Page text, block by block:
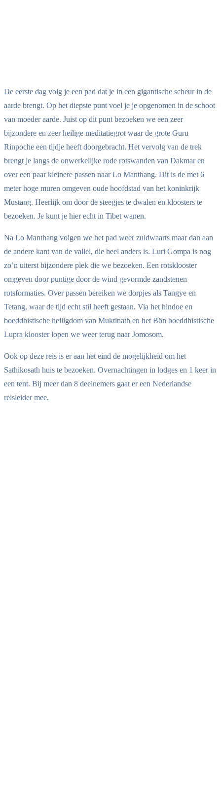
De eerste dag volg je een pad dat je in een gigantische scheur in de
aarde brengt. Op het diepste punt voel je je opgenomen in de schoot
van moeder aarde. Juist op dit punt bezoeken we een zeer
bijzondere en zeer heilige meditatiegrot waar de grote Guru
Rinpoche een tijdje heeft doorgebracht. Het vervolg van de trek
brengt je langs de onwerkelijke rode rotswanden van Dakmar en
over een paar kleinere passen naar Lo Manthang. Dit is de met 6
meter hoge muren omgeven oude hoofdstad van het koninkrijk
Mustang. Heerlijk om door de steegjes te dwalen en kloosters te
bezoeken. Je kunt je hier echt in Tibet wanen.
Na Lo Manthang volgen we het pad weer zuidwaarts maar dan aan
de andere kant van de vallei, die heel anders is. Luri Gompa is nog
zo’n uiterst bijzondere plek die we bezoeken. Een rotsklooster
omgeven door puntige door de wind gevormde zandstenen
rotsformaties. Over passen bereiken we dorpjes als Tangye en
Tetang, waar de tijd echt stil heeft gestaan. Via het hindoe en
boeddhistische heiligdom van Muktinath en het Bön boeddhistische
Lupra klooster lopen we weer terug naar Jomosom.
Ook op deze reis is er aan het eind de mogelijkheid om het
Sathikosath huis te bezoeken. Overnachtingen in lodges en 1 keer in
een tent. Bij meer dan 8 deelnemers gaat er een Nederlandse
reisleider mee.